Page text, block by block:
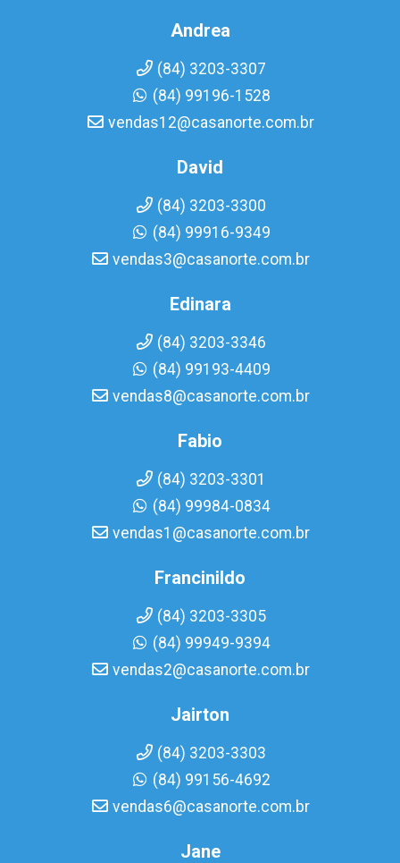
Andrea
(84) 3203-3307
(84) 99196-1528
vendas12@casanorte.com.br
David
(84) 3203-3300
(84) 99916-9349
vendas3@casanorte.com.br
Edinara
(84) 3203-3346
(84) 99193-4409
vendas8@casanorte.com.br
Fabio
(84) 3203-3301
(84) 99984-0834
vendas1@casanorte.com.br
Francinildo
(84) 3203-3305
(84) 99949-9394
vendas2@casanorte.com.br
Jairton
(84) 3203-3303
(84) 99156-4692
vendas6@casanorte.com.br
Jane